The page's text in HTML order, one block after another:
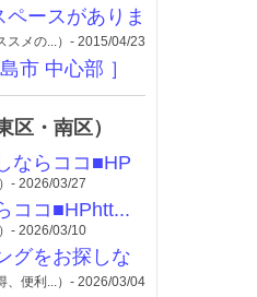
ースがありま
スメの...）- 2015/04/23
市 中心部 ］
区・南区）
ならココ■HP
- 2026/03/27
ココ■HPhtt...
- 2026/03/10
グをお探しな
、便利...）- 2026/03/04